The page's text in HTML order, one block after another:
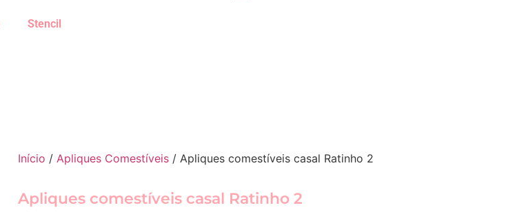
Stencil
Início / Apliques Comestíveis / Apliques comestíveis casal Ratinho 2
Apliques comestíveis casal Ratinho 2